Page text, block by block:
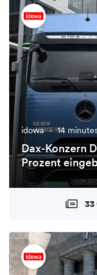
idowa · 14
Dax-Konzern
Prozent
33